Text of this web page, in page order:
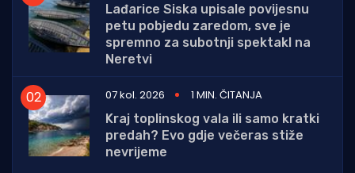
Lađarice Siska upisale povijesnu
petu pobjedu zaredom, sve je
spremno za subotnji spektakl na
Neretvi
07 kol. 2026
1 MIN. ČITANJA
Kraj toplinskog vala ili samo kratki
predah? Evo gdje večeras stiže
nevrijeme